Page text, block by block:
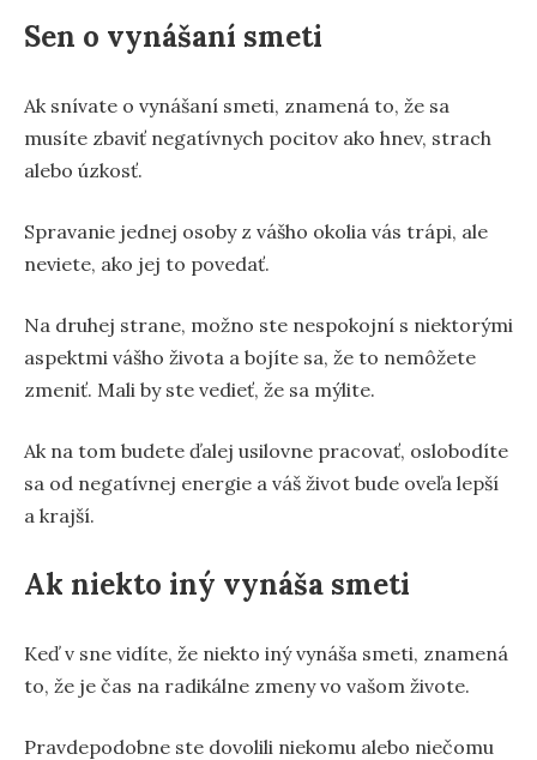
Sen o vynášaní smeti
Ak snívate o vynášaní smeti, znamená to, že sa
musíte zbaviť negatívnych pocitov ako hnev, strach
alebo úzkosť.
Spravanie jednej osoby z vášho okolia vás trápi, ale
neviete, ako jej to povedať.
Na druhej strane, možno ste nespokojní s niektorými
aspektmi vášho života a bojíte sa, že to nemôžete
zmeniť. Mali by ste vedieť, že sa mýlite.
Ak na tom budete ďalej usilovne pracovať, oslobodíte
sa od negatívnej energie a váš život bude oveľa lepší
a krajší.
Ak niekto iný vynáša smeti
Keď v sne vidíte, že niekto iný vynáša smeti, znamená
to, že je čas na radikálne zmeny vo vašom živote.
Pravdepodobne ste dovolili niekomu alebo niečomu